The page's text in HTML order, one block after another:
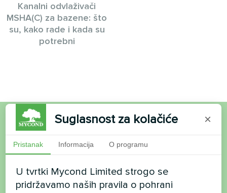
Kanalni odvlaživači
MSHA(C) za bazene: što
su, kako rade i kada su
potrebni
Želite kupiti ili imate
pitanja?
Kontaktirajte nas i mi ćemo vam pomoći
Suglasnost za kolačiće ×
Pristanak Informacija O programu
U tvrtki Mycond Limited strogo se
pridržavamo naših pravila o pohrani